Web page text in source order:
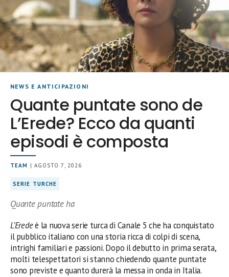
NEWS E ANTICIPAZIONI
Quante puntate sono de
L’Erede? Ecco da quanti
episodi è composta
TEAM | AGOSTO 7, 2026
SERIE TURCHE
Quante puntate ha
L’Eredeè la nuova serie turca di Canale 5 che ha conquistato
il pubblico italiano con una storia ricca di colpi di scena,
intrighi familiari e passioni. Dopo il debutto in prima serata,
molti telespettatori si stanno chiedendo quante puntate
sono previste e quanto durerà la messa in onda in Italia.